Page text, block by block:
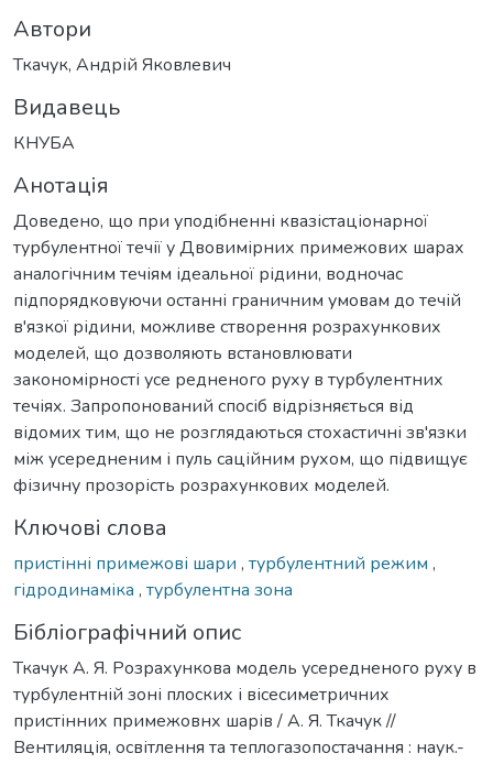
Автори
Ткачук, Андрій Яковлевич
Видавець
КНУБА
Анотація
Доведено, що при уподібненні квазістаціонарної
турбулентної течії у Двовимірних примежових шарах
аналогічним течіям ідеальної рідини, водночас
підпорядковуючи останні граничним умовам до течій
в'язкої рідини, можливе створення розрахункових
моделей, що дозволяють встановлювати
закономірності усе редненого руху в турбулентних
течіях. Запропонований спосіб відрізняється від
відомих тим, що не розглядаються стохастичні зв'язки
між усередненим і пуль саційним рухом, що підвищує
фізичну прозорість розрахункових моделей.
Ключові слова
пристінні примежові шари , турбулентний режим ,
гідродинаміка , турбулентна зона
Бібліографічний опис
Ткачук А. Я. Розрахункова модель усередненого руху в
турбулентній зоні плоских і вісесиметричних
пристінних примежовнх шарів / А. Я. Ткачук //
Вентиляція, освітлення та теплогазопостачання : наук.-